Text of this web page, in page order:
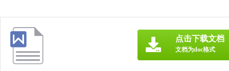
点击下载文档
文档为doc格式